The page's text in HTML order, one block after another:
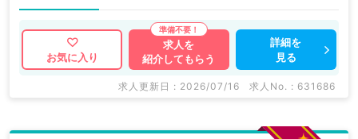
お気に入り
求人を
紹介してもらう
詳細を
見る
求人更新日 : 2026/07/16 求人No. : 631686